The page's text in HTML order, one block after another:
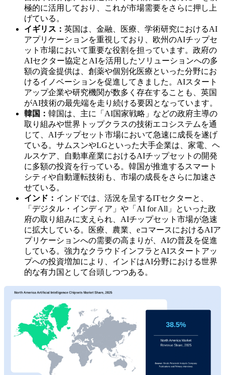
極的に活用しており、これが市場需要をさらに押し上
げている。
イギリス： 英国は、金融、医療、学術研究におけるAI
アプリケーションを重視しており、欧州のAIチップセ
ット市場において重要な役割を担っています。政府の
AIセクター協定とAIを活用したソリューションへの多
額の資金提供は、創薬や個別化医療といった分野にお
けるイノベーションを促進してきました。AIスタート
アップ企業や研究機関が数多く存在することも、英国
がAI技術の最先端を走り続ける要因となっています。
韓国： 韓国は、主に「AI国家戦略」などの政府主導の
取り組みや世界トップクラスの技術エコシステムを通
じて、AIチップセット市場において急速に成長を遂げ
ている。サムスンやLGといった大手企業は、家電、ヘ
ルスケア、自動車産業におけるAIチップセットの開発
に多額の投資を行っている。韓国が推進するスマート
シティや自動運転技術も、市場の成長をさらに加速さ
せている。
インド： インドでは、活況を呈するITセクターと、
「デジタル・インディア」や「AI for All」といった政
府の取り組みに支えられ、AIチップセット市場が急速
に拡大している。医療、農業、eコマースにおけるAIア
プリケーションへの需要の高まりが、AIの普及を促進
している。強力なクラウドインフラとAIスタートアッ
プへの投資増加により、インドはAI分野における世界
的な有力国として台頭しつつある。